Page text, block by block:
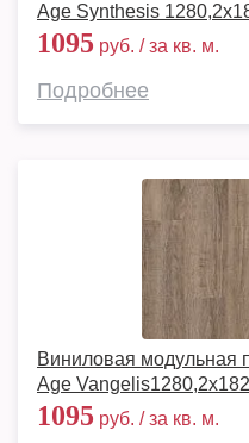
Age Synthesis
1095 руб. / за кв. м.
Подробнее
Виниловая модульная
Age
1095 руб. / за кв. м.